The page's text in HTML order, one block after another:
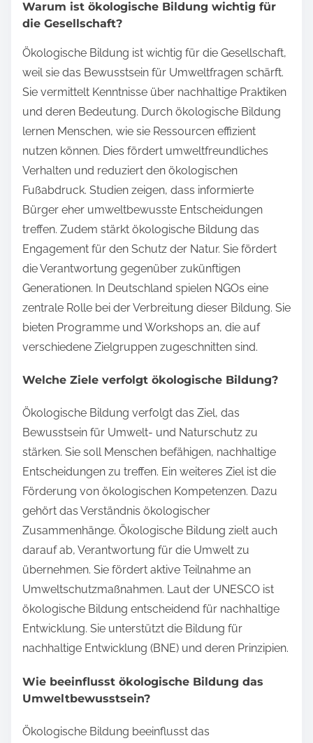
Warum ist ökologische Bildung wichtig für
die Gesellschaft?
Ökologische Bildung ist wichtig für die Gesellschaft,
weil sie das Bewusstsein für Umweltfragen schärft.
Sie vermittelt Kenntnisse über nachhaltige Praktiken
und deren Bedeutung. Durch ökologische Bildung
lernen Menschen, wie sie Ressourcen effizient
nutzen können. Dies fördert umweltfreundliches
Verhalten und reduziert den ökologischen
Fußabdruck. Studien zeigen, dass informierte
Bürger eher umweltbewusste Entscheidungen
treffen. Zudem stärkt ökologische Bildung das
Engagement für den Schutz der Natur. Sie fördert
die Verantwortung gegenüber zukünftigen
Generationen. In Deutschland spielen NGOs eine
zentrale Rolle bei der Verbreitung dieser Bildung. Sie
bieten Programme und Workshops an, die auf
verschiedene Zielgruppen zugeschnitten sind.
Welche Ziele verfolgt ökologische Bildung?
Ökologische Bildung verfolgt das Ziel, das
Bewusstsein für Umwelt- und Naturschutz zu
stärken. Sie soll Menschen befähigen, nachhaltige
Entscheidungen zu treffen. Ein weiteres Ziel ist die
Förderung von ökologischen Kompetenzen. Dazu
gehört das Verständnis ökologischer
Zusammenhänge. Ökologische Bildung zielt auch
darauf ab, Verantwortung für die Umwelt zu
übernehmen. Sie fördert aktive Teilnahme an
Umweltschutzmaßnahmen. Laut der UNESCO ist
ökologische Bildung entscheidend für nachhaltige
Entwicklung. Sie unterstützt die Bildung für
nachhaltige Entwicklung (BNE) und deren Prinzipien.
Wie beeinflusst ökologische Bildung das
Umweltbewusstsein?
Ökologische Bildung beeinflusst das